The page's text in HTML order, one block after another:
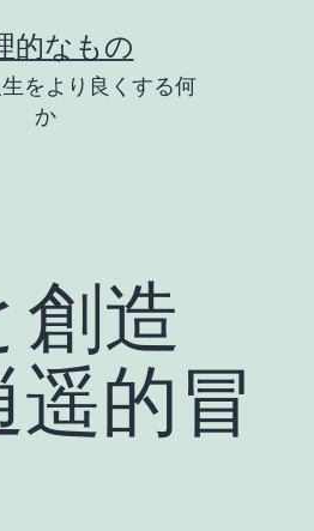
的なもの
をより良くする何
か
創造
的冒